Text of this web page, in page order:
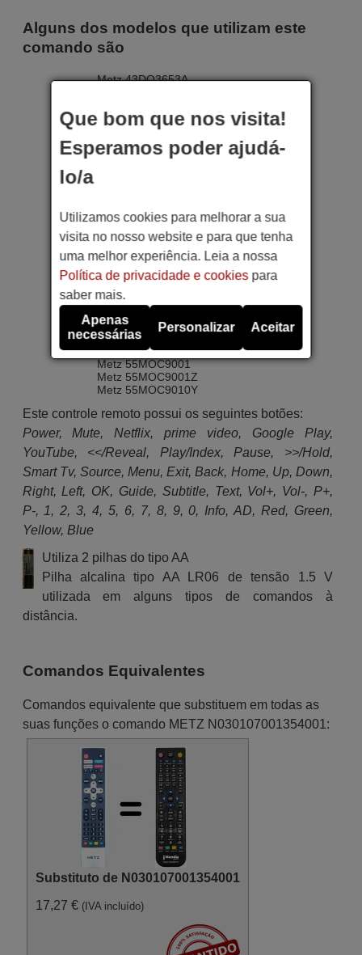
Alguns dos modelos que utilizam este
comando são
Metz 43DQ3653A
Metz 43MUC6100Y
Metz 43MUC6100Z
Metz 43MUC6120Z
Metz 43MUC7001Z
Metz 50MUB8001
Metz 50MUC6100Z
Metz 50MUC6110Z
Metz 50MUC7001Y
Metz 50MUC7001Z
Metz 50MUC7111Y
Metz 50MUC7111Z
Metz 50MUC8001Y
Metz 50MUC8001Z
Metz 55DS9A62A
Metz 55G2A52B
Metz 55MOC9001
Metz 55MOC9001Z
Metz 55MOC9010Y
Metz 55MUB7001
Metz 55MUB7011
Metz 55MUB8101
Metz 55MUC6100Z
Metz 55MUC6120Z
Metz 55MUC7111Z
Metz 55MUC8001Y
Metz 55MUC8001Z
Metz 58G2A52B
Metz 65MOC9001Z
Metz 65MUB8001
Metz 65MUB8101
Metz 65MUC8001Z
Este controle remoto possui os seguintes botões:
Power, Mute, Netflix, prime video, Google Play,
YouTube, <</Reveal, Play/Index, Pause, >>/Hold,
Smart Tv, Source, Menu, Exit, Back, Home, Up, Down,
Right, Left, OK, Guide, Subtitle, Text, Vol+, Vol-, P+,
P-, 1, 2, 3, 4, 5, 6, 7, 8, 9, 0, Info, AD, Red, Green,
Yellow, Blue
Utiliza 2 pilhas do tipo AA
Pilha alcalina tipo AA LR06 de tensão 1.5 V
utilizada em alguns tipos de comandos à
distância.
Comandos Equivalentes
Comandos equivalente que substituem em todas as
suas funções o comando METZ N030107001354001:
Substituto de N030107001354001
17,27 € (IVA incluído)
Que bom que nos visita!
Esperamos poder ajudá-
lo/a
Utilizamos cookies para melhorar a sua
visita no nosso website e para que tenha
uma melhor experiência. Leia a nossa
Política de privacidade e cookiespara
saber mais.
Apenas
necessárias
Personalizar Aceitar